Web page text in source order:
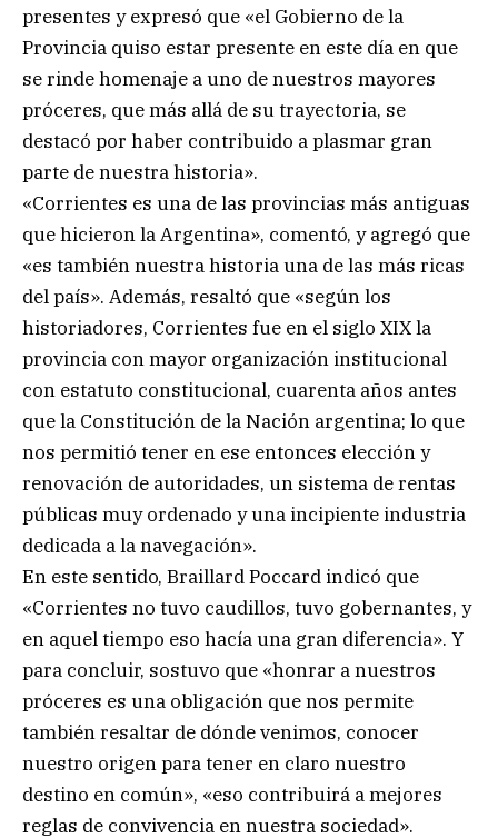
presentes y expresó que «el Gobierno de la
Provincia quiso estar presente en este día en que
se rinde homenaje a uno de nuestros mayores
próceres, que más allá de su trayectoria, se
destacó por haber contribuido a plasmar gran
parte de nuestra historia».
«Corrientes es una de las provincias más antiguas
que hicieron la Argentina», comentó, y agregó que
«es también nuestra historia una de las más ricas
del país». Además, resaltó que «según los
historiadores, Corrientes fue en el siglo XIX la
provincia con mayor organización institucional
con estatuto constitucional, cuarenta años antes
que la Constitución de la Nación argentina; lo que
nos permitió tener en ese entonces elección y
renovación de autoridades, un sistema de rentas
públicas muy ordenado y una incipiente industria
dedicada a la navegación».
En este sentido, Braillard Poccard indicó que
«Corrientes no tuvo caudillos, tuvo gobernantes, y
en aquel tiempo eso hacía una gran diferencia». Y
para concluir, sostuvo que «honrar a nuestros
próceres es una obligación que nos permite
también resaltar de dónde venimos, conocer
nuestro origen para tener en claro nuestro
destino en común», «eso contribuirá a mejores
reglas de convivencia en nuestra sociedad».